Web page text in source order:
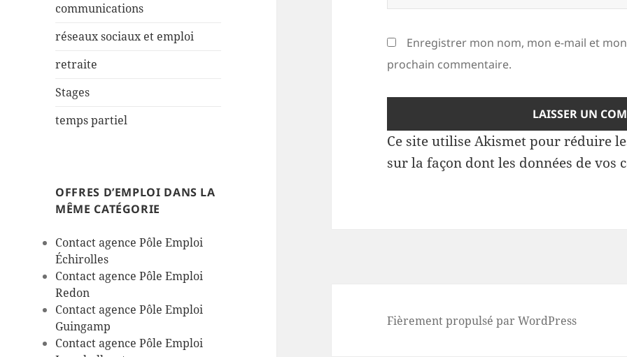
communications
réseaux sociaux et emploi
retraite
Stages
temps partiel
OFFRES D’EMPLOI DANS LA
MÊME CATÉGORIE
Contact agence Pôle Emploi
Échirolles
Contact agence Pôle Emploi
Redon
Contact agence Pôle Emploi
Guingamp
Contact agence Pôle Emploi
Enregistrer mon nom, mon e-mail et
prochain commentaire.
Ce site utilise Akismet pour réduire
sur la façon dont les données de vos
Fièrement propulsé par WordPress